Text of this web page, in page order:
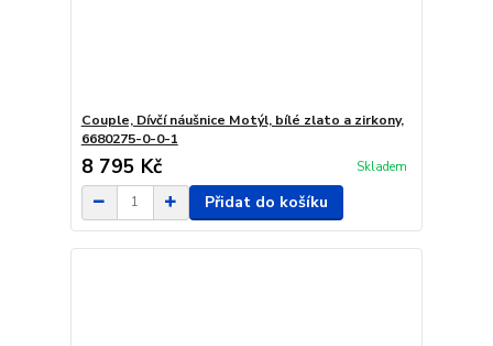
Couple, Dívčí náušnice Motýl, bílé zlato a zirkony,
6680275-0-0-1
8 795 Kč Skladem
Přidat do košíku